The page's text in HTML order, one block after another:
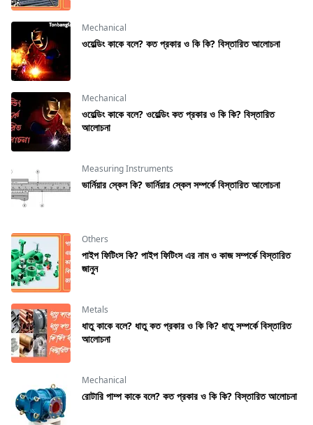
Mechanical
ওয়েল্ডিং কাকে বলে? কত প্রকার ও কি কি? বিস্তারিত আলোচনা
Mechanical
ওয়েল্ডিং কাকে বলে? ওয়েল্ডিং কত প্রকার ও কি কি? বিস্তারিত
আলোচনা
Measuring Instruments
ভার্নিয়ার স্কেল কি? ভার্নিয়ার স্কেল সম্পর্কে বিস্তারিত আলোচনা
Others
পাইপ ফিটিংস কি? পাইপ ফিটিংস এর নাম ও কাজ সম্পর্কে বিস্তারিত
জানুন
Metals
ধাতু কাকে বলে? ধাতু কত প্রকার ও কি কি? ধাতু সম্পর্কে বিস্তারিত
আলোচনা
Mechanical
রােটারি পাম্প কাকে বলে? কত প্রকার ও কি কি? বিস্তারিত আলোচনা